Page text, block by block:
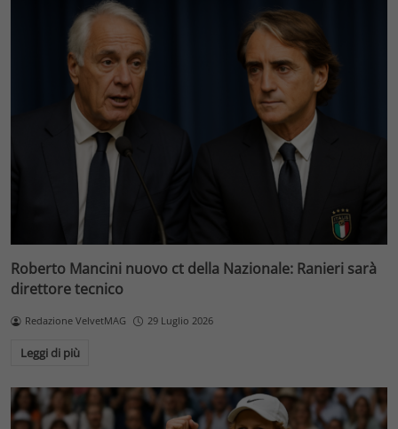
Roberto Mancini nuovo ct della Nazionale: Ranieri sarà
direttore tecnico
Redazione VelvetMAG 29 Luglio 2026
Leggi di più